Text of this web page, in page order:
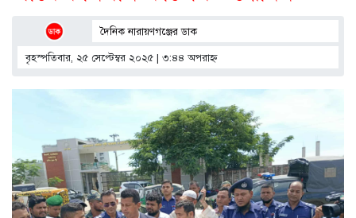
দৈনিক নারায়ণগঞ্জের ডাক
বৃহস্পতিবার, ২৫ সেপ্টেম্বর ২০২৫ | ৩:৪৪ অপরাহ্ণ